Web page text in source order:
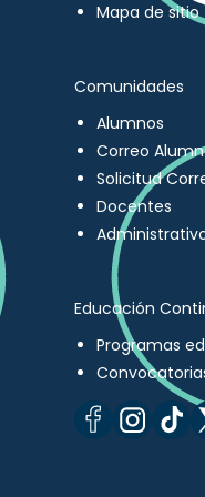
Mapa de sitio
Comunidades
Alumnos
Correo
Solicitud
Docentes
Educación
Programas